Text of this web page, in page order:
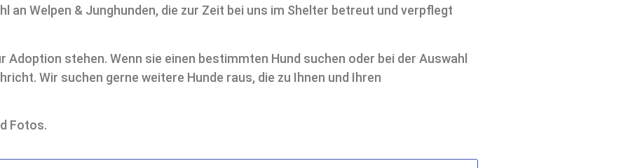
an Welpen & Junghunden, die zur Zeit bei uns im Shelter betreut und verpflegt
Adoption stehen. Wenn sie einen bestimmten Hund suchen oder bei der Auswahl
Wir suchen gerne weitere Hunde raus, die zu Ihnen und Ihren
Fotos.